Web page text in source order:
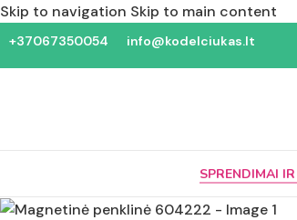
Skip to navigation Skip to main content
+37067350054 info@kodelciukas.lt
SPRENDIMAI